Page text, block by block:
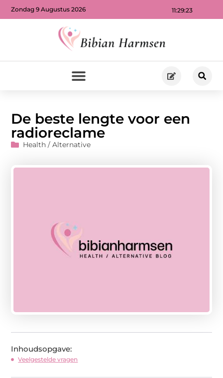
11:29:24
Zondag 9 Augustus 2026
De beste lengte voor een
radioreclame
Health / Alternative
Inhoudsopgave:
Veelgestelde vragen